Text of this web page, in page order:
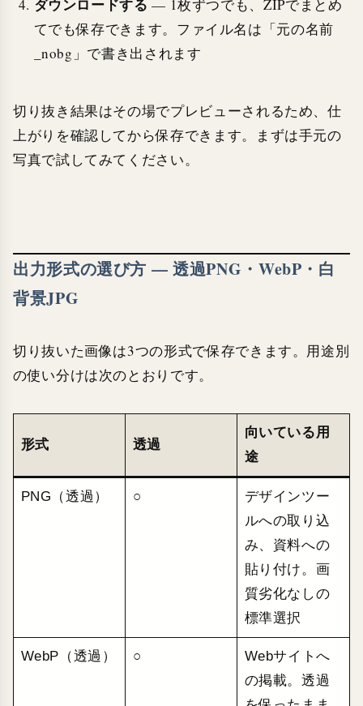
ダウンロードする — 1枚ずつでも、ZIPでまとめ
てでも保存できます。ファイル名は「元の名前
_nobg」で書き出されます
切り抜き結果はその場でプレビューされるため、仕
上がりを確認してから保存できます。まずは手元の
写真で試してみてください。
出力形式の選び方 — 透過PNG・WebP・白
背景JPG
切り抜いた画像は3つの形式で保存できます。用途別
の使い分けは次のとおりです。
形式 透過
向いている用
途
PNG（透過） ○
デザインツー
ルへの取り込
み、資料への
貼り付け。画
質劣化なしの
標準選択
WebP（透過） ○
Webサイトへ
の掲載。透過